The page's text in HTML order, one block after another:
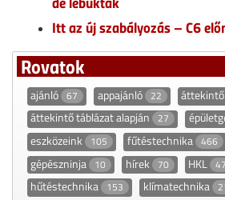
Itt az új szabályozás – C6
Rovatok
ajánló 67 appajánló 22
áttekintő táblázat alapján 27
eszközeink 105 fűtéstechnika 466
gépészninja 10 hírek 70 HKL
hűtéstechnika 153 klímatechnika